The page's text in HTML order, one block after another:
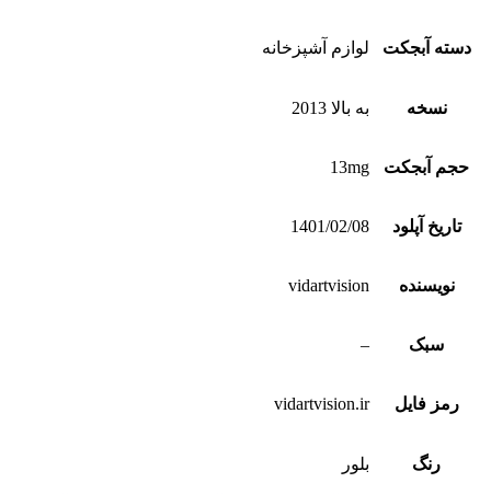
دسته آبجکت لوازم آشپزخانه
نسخه به بالا 2013
حجم آبجکت 13mg
تاریخ آپلود 1401/02/08
نویسنده vidartvision
سبک –
رمز فایل vidartvision.ir
رنگ بلور